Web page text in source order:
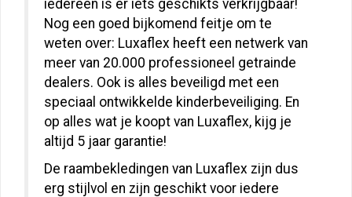
iedereen is er iets geschikts verkrijgbaar!
Nog een goed bijkomend feitje om te
weten over: Luxaflex heeft een netwerk van
meer van 20.000 professioneel getrainde
dealers. Ook is alles beveiligd met een
speciaal ontwikkelde kinderbeveiliging. En
op alles wat je koopt van Luxaflex, kijg je
altijd 5 jaar garantie!
De raambekledingen van Luxaflex zijn dus
erg stijlvol en zijn geschikt voor iedere